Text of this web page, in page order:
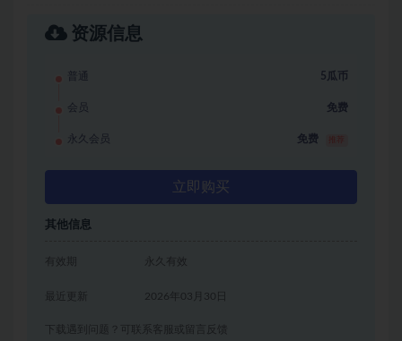
资源信息
普通 5瓜币
会员 免费
永久会员 免费
立即购买
其他信息
有效期 永久有效
2026年03月30日
下载遇到问题？可联系客服或留言反馈